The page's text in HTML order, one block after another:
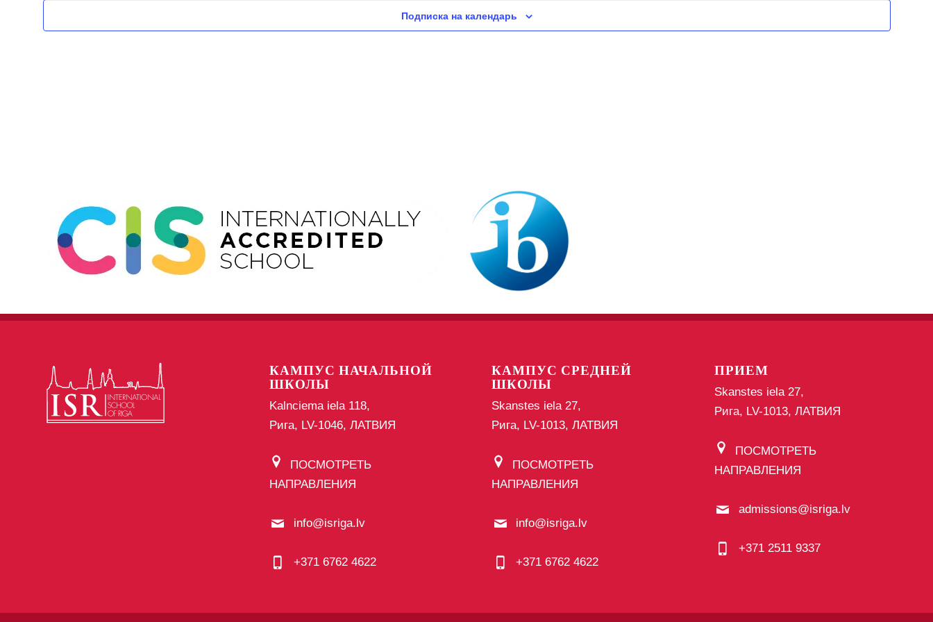
Подписка на календарь
КАМПУС НАЧАЛЬНОЙ
ШКОЛЫ
Kalnciema iela 118,
Рига, LV-1046, ЛАТВИЯ
ПОСМОТРЕТЬ
НАПРАВЛЕНИЯ
info@isriga.lv
+371 6762 4622
КАМПУС СРЕДНЕЙ
ШКОЛЫ
Skanstes iela 27,
Рига, LV-1013, ЛАТВИЯ
ПОСМОТРЕТЬ
НАПРАВЛЕНИЯ
info@isriga.lv
+371 6762 4622
ПРИЕМ
Skanstes iela 27,
Рига, LV-1013, ЛАТВИЯ
ПОСМОТРЕТЬ
НАПРАВЛЕНИЯ
admissions@isriga.lv
+371 2511 9337